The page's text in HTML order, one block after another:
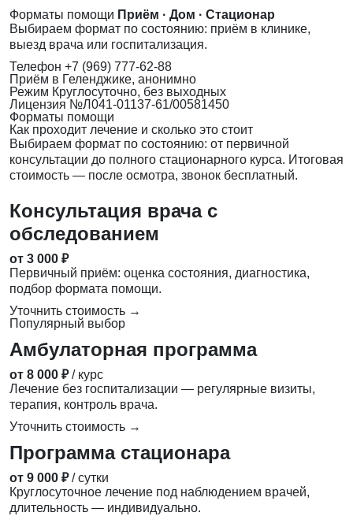
Форматы помощи Приём · Дом · Стационар
Выбираем формат по состоянию: приём в клинике,
выезд врача или госпитализация.
Телефон +7 (969) 777-62-88
Приём в Геленджике, анонимно
Режим Круглосуточно, без выходных
Лицензия №Л041-01137-61/00581450
Форматы помощи
Как проходит лечение и сколько это стоит
Выбираем формат по состоянию: от первичной
консультации до полного стационарного курса. Итоговая
стоимость — после осмотра, звонок бесплатный.
Консультация врача с
обследованием
от 3 000 ₽
Первичный приём: оценка состояния, диагностика,
подбор формата помощи.
Уточнить стоимость →
Популярный выбор
Амбулаторная программа
от 8 000 ₽ / курс
Лечение без госпитализации — регулярные визиты,
терапия, контроль врача.
Уточнить стоимость →
Программа стационара
от 9 000 ₽ / сутки
Круглосуточное лечение под наблюдением врачей,
длительность — индивидуально.